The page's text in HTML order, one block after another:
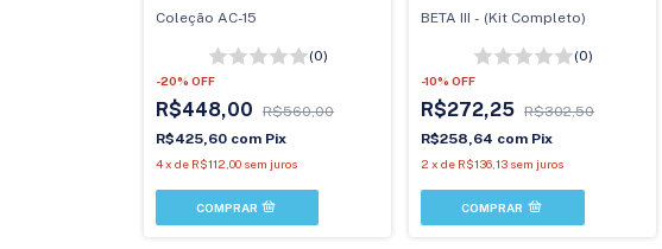
Coleção AC-15
(0)
-20% OFF
R$448,00
R$560,00
R$425,60 com Pix
4x de R$112,00 sem juros
BETA III - (Kit Completo)
(0)
-10%OFF
R$272,25 R$302,50
R$258,64 com Pix
2 xde R$136,13 sem juros